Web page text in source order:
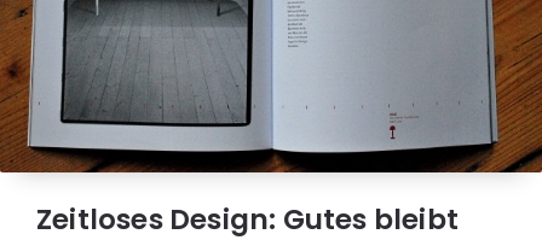
Zeitloses Design: Gutes bleibt